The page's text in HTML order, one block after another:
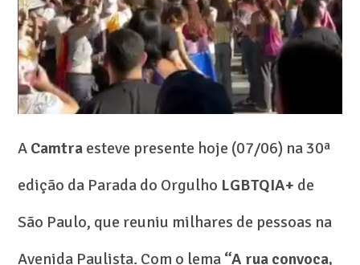
A Camtra esteve presente hoje (07/06) na 30ª
edição da Parada do Orgulho LGBTQIA+ de
São Paulo, que reuniu milhares de pessoas na
Avenida Paulista. Com o lema “A rua convoca,